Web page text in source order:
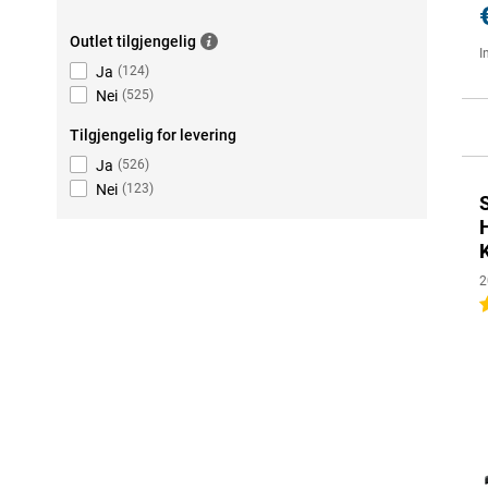
Outlet tilgjengelig
Ja (124)
Nei (525)
Tilgjengelig for levering
Ja (526)
Nei (123)